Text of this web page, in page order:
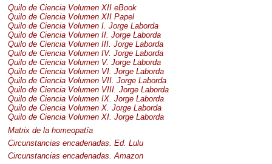
Quilo de Ciencia Volumen XIIeBook
Quilo de Ciencia Volumen XIIPapel
Quilo de Ciencia Volumen I. Jorge Laborda
Quilo de Ciencia Volumen II. Jorge Laborda
Quilo de Ciencia Volumen III. Jorge Laborda
Quilo de Ciencia Volumen IV. Jorge Laborda
Quilo de Ciencia Volumen V. Jorge Laborda
Quilo de Ciencia Volumen VI. Jorge Laborda
Quilo de Ciencia Volumen VII. Jorge Laborda
Quilo de Ciencia Volumen VIII. Jorge Laborda
Quilo de Ciencia Volumen IX. Jorge Laborda
Quilo de Ciencia Volumen X. Jorge Laborda
Quilo de Ciencia Volumen XI. Jorge Laborda
Matrix de la homeopatía
Circunstancias encadenadas. Ed. Lulu
Circunstancias encadenadas. Amazon